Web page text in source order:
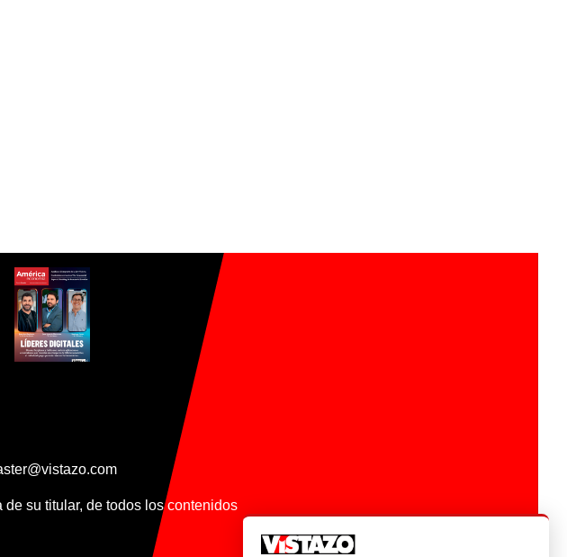
su titular, de todos los contenidos